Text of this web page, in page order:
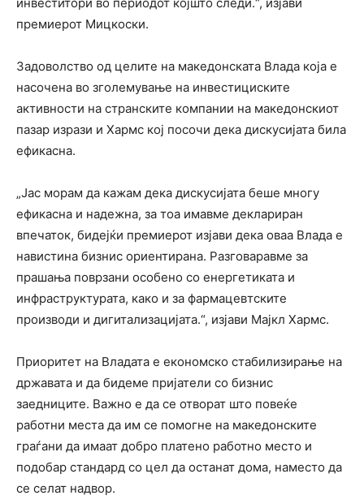
премиерот Мицкоски.
Задоволство од целите на македонската Влада која е
насочена во зголемување на инвестициските
активности на странските компании на македонскиот
пазар изрази и Хармс кој посочи дека дискусијата била
ефикасна.
„Јас морам да кажам дека дискусијата беше многу
ефикасна и надежна, за тоа имавме деклариран
впечаток, бидејќи премиерот изјави дека оваа Влада е
навистина бизнис ориентирана. Разговаравме за
прашања поврзани особено со енергетиката и
инфраструктурата, како и за фармацевтските
производи и дигитализацијата.“, изјави Мајкл Хармс.
Приоритет на Владата е економско стабилизирање на
државата и да бидеме пријатели со бизнис
заедниците. Важно е да се отворат што повеќе
работни места да им се помогне на македонските
граѓани да имаат добро платено работно место и
подобар стандард со цел да останат дома, наместо да
се селат надвор.